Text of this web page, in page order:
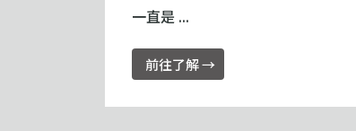
一直是 ...
前往了解 →